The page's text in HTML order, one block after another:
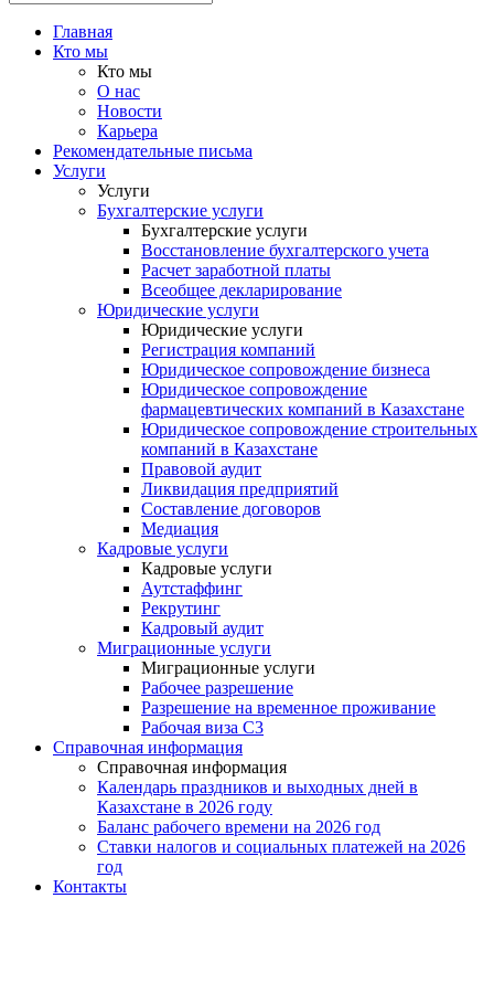
Главная
Кто мы
Кто мы
О нас
Новости
Карьера
Рекомендательные письма
Услуги
Услуги
Бухгалтерские услуги
Бухгалтерские услуги
Восстановление бухгалтерского учета
Расчет заработной платы
Всеобщее декларирование
Юридические услуги
Юридические услуги
Регистрация компаний
Юридическое сопровождение бизнеса
Юридическое сопровождение
фармацевтических компаний в Казахстане
Юридическое сопровождение строительных
компаний в Казахстане
Правовой аудит
Ликвидация предприятий
Составление договоров
Медиация
Кадровые услуги
Кадровые услуги
Аутстаффинг
Рекрутинг
Кадровый аудит
Миграционные услуги
Миграционные услуги
Рабочее разрешение
Разрешение на временное проживание
Рабочая виза С3
Справочная информация
Справочная информация
Календарь праздников и выходных дней в
Казахстане в 2026 году
Баланс рабочего времени на 2026 год
Ставки налогов и социальных платежей на 2026
год
Контакты